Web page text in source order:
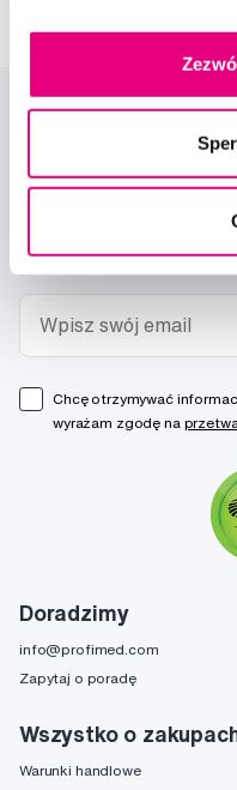
Doradzimy
info@profimed.com
Zapytaj o poradę
Wszystko o
Warunki handlowe
Nowości i oferty
Chcę otrzymywać
wyrażam zgodę na